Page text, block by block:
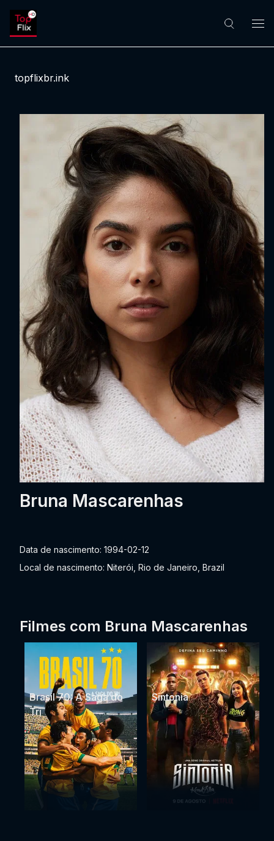
topflixbr.ink
Bruna Mascarenhas
Data de nascimento: 1994-02-12
Local de nascimento: Niterói, Rio de Janeiro, Brazil
Filmes com Bruna Mascarenhas
Brasil 70: A Saga do
Tri
Sintonia